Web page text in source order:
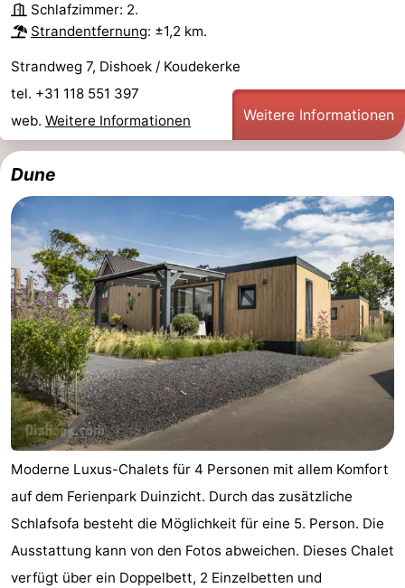
Oosterschelde
Burgh
Haamstede
-
Natur
Kop
van
Schouwen
Walcheren
-
Veere
-
Natur
Oranjezon
Oostkapelle
-
Natur
de
Mantelingen
-
Domburg
-
Westkapelle
-
Natur
Walcherse
bos
-
Dishoek
-
Vlissingen
-
Middelburg
Zeeuws-
Vlaanderen
-
Schlafzimmer: 2.
Strandentfernung: ±1,2 km.
Strandweg 7, Dishoek / Koudekerke
tel. +31 118 551 397
web. Weitere Informationen Weitere Informationen
Dune
Moderne Luxus-Chalets für 4 Personen mit allem Komfort
auf dem Ferienpark Duinzicht. Durch das zusätzliche
Schlafsofa besteht die Möglichkeit für eine 5. Person. Die
Ausstattung kann von den Fotos abweichen. Dieses Chalet
verfügt über ein Doppelbett, 2 Einzelbetten und